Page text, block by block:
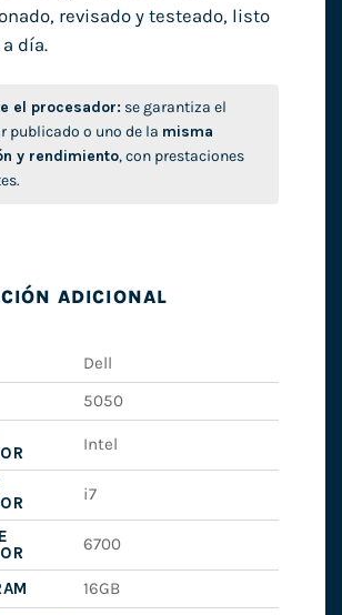
revisado y testeado, listo
día.
el procesador: se garantiza el
publicado o uno de la misma
y rendimiento, con prestaciones
ADICIONAL
Dell
5050
Intel
i7
6700
16GB